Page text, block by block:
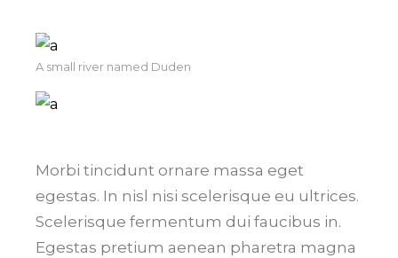
A small river named Duden
Morbi tincidunt ornare massa eget
egestas. In nisl nisi scelerisque eu ultrices.
Scelerisque fermentum dui faucibus in.
Egestas pretium aenean pharetra magna